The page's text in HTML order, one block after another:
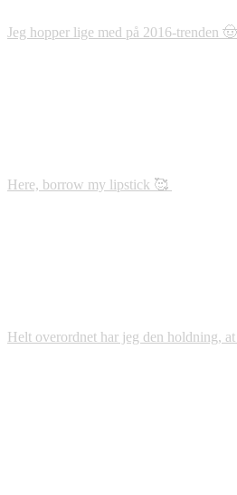
Jeg hopper lige med på 2016-trenden
Here, borrow my lipstick 🥰
Helt overordnet har jeg den holdning,